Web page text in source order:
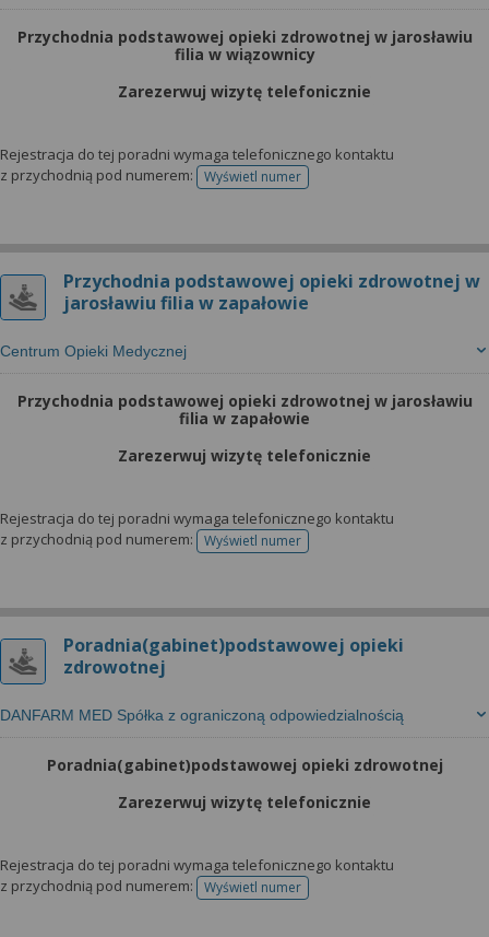
Przychodnia podstawowej opieki zdrowotnej w jarosławiu
filia w wiązownicy
Zarezerwuj wizytę telefonicznie
Rejestracja do tej poradni wymaga telefonicznego kontaktu
z przychodnią pod numerem:
Wyświetl numertelefonu do rejestracji
Przychodnia podstawowej opieki zdrowotnej w
jarosławiu filia w zapałowie
Centrum Opieki Medycznej
Przychodnia podstawowej opieki zdrowotnej w jarosławiu
filia w zapałowie
Zarezerwuj wizytę telefonicznie
Rejestracja do tej poradni wymaga telefonicznego kontaktu
z przychodnią pod numerem:
Wyświetl numertelefonu do rejestracji
Poradnia(gabinet)podstawowej opieki
zdrowotnej
DANFARM MED Spółka z ograniczoną odpowiedzialnością
Poradnia(gabinet)podstawowej opieki zdrowotnej
Zarezerwuj wizytę telefonicznie
Rejestracja do tej poradni wymaga telefonicznego kontaktu
z przychodnią pod numerem:
Wyświetl numertelefonu do rejestracji